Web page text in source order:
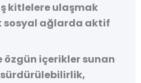
kitlelere ulaşmak
sosyal ağlarda aktif
içerikler sunan